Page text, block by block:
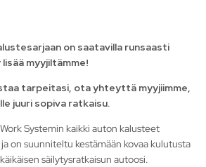
on saatavilla runsaasti
myyjiltämme!
tarpeitasi, ota yhteyttä myyjiimme,
juuri sopiva ratkaisu.
Systemin kaikki auton kalusteet
on suunniteltu kestämään kovaa kulutusta
säilytysratkaisun autoosi.